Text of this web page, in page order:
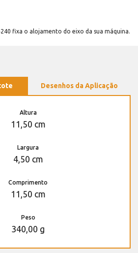
fixa o alojamento do eixo da sua máquina.
Desenhos da Aplicação
Altura
11,50 cm
Largura
4,50 cm
Comprimento
11,50 cm
Peso
340,00 g